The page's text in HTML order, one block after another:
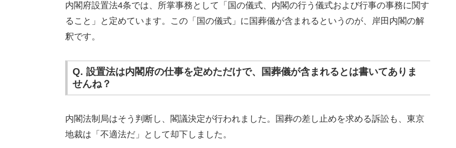
内閣府設置法4条では、所掌事務として「国の儀式、内閣の行う儀式および行事の事務に関す
ること」と定めています。この「国の儀式」に国葬儀が含まれるというのが、岸田内閣の解
釈です。
Q. 設置法は内閣府の仕事を定めただけで、国葬儀が含まれるとは書いてありま
せんね？
内閣法制局はそう判断し、閣議決定が行われました。国葬の差し止めを求める訴訟も、東京
地裁は「不適法だ」として却下しました。